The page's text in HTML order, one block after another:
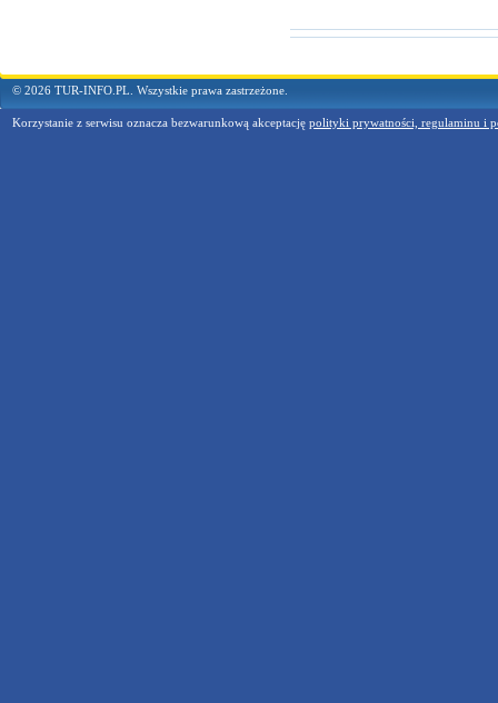
© 2026 TUR-INFO.PL. Wszystkie prawa zastrzeżone.
Korzystanie z serwisu oznacza bezwarunkową akceptację polityki prywatności, regulaminu i